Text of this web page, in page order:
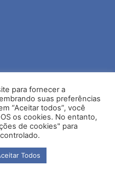
para fornecer a
suas preferências
“Aceitar todos”, você
os cookies. No entanto,
de cookies" para
Todos